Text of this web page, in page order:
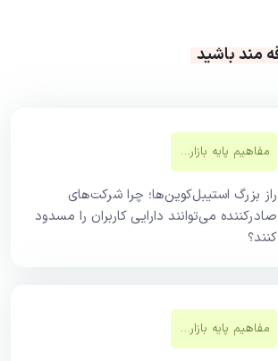
مند باشید
مفاهیم پایه بازار‌های مالی
راز بزرگ استیبل‌کوین‌ها؛ چرا شرکت‌های
صادرکننده می‌توانند دارایی کاربران را مسدود
کنند؟
مفاهیم پایه بازار‌های مالی